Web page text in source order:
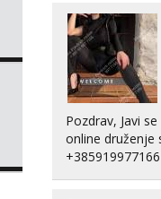
poljupce po
muskar...
Pozdrav, Javi se porukom na br. +385919977166 za
online druženje
+385919977166